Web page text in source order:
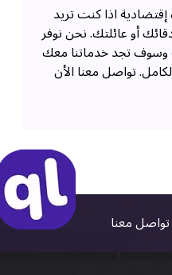
اذا كنت تريد
أو عائلتك. نحن نوفر
وسوف تجد خدماتنا معك
تواصل معنا الأن
تواصل معنا